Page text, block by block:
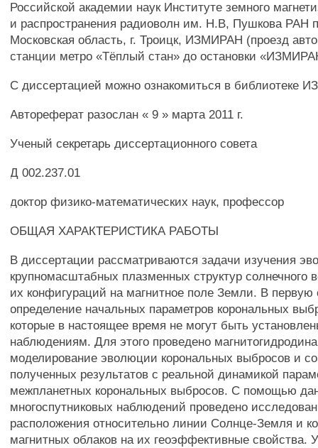
Российской академии наук Институте земного
и распространения радиоволн им. Н.В, Пушкова РАН
Московская область, г. Троицк, ИЗМИРАН (проезд
станции метро «Тёплый стан» до остановки
С диссертацией можно ознакомиться в библиотеке
Автореферат разослан « 9 » марта 2011 г.
Ученый секретарь диссертационного совета
Д 002.237.01
доктор физико-математических наук, профессор
ОБЩАЯ ХАРАКТЕРИСТИКА РАБОТЫ
В диссертации рассматриваются задачи изучения
крупномасштабных плазменных структур солнечного
их конфигураций на магнитное поле Земли. В первую
определение начальных параметров корональных
которые в настоящее время не могут быть
наблюдениям. Для этого проведено
моделирование эволюции корональных выбросов и
полученных результатов с реальной динамикой
межпланетных корональных выбросов. С помощью
многоспутниковых наблюдений проведено
расположения относительно линии Солнце-Земля и
магнитных облаков на их геоэффективные свойства.